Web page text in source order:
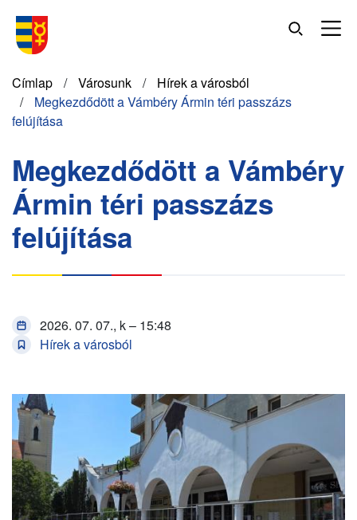
tartalomra
Morzsa
Címlap Városunk
Hírek a városból
Megkezdődött a Vámbéry Ármin téri passzázs
felújítása
Megkezdődött a Vámbéry
Ármin téri passzázs
felújítása
2026. 07. 07., k – 15:48
Hírek a városból